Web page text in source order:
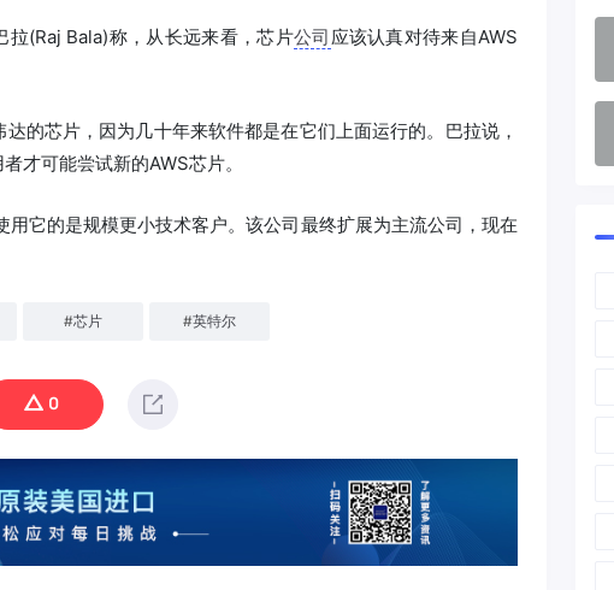
拉(Raj Bala)称，从长远来看，芯片公司 应该认真对待来自AWS
的芯片，因为几十年来软件都是在它们上面运行的。巴拉说，
才可能尝试新的AWS芯片。
它的是规模更小技术客户。该公司最终扩展为主流公司，现在
#芯片 #英特尔
0